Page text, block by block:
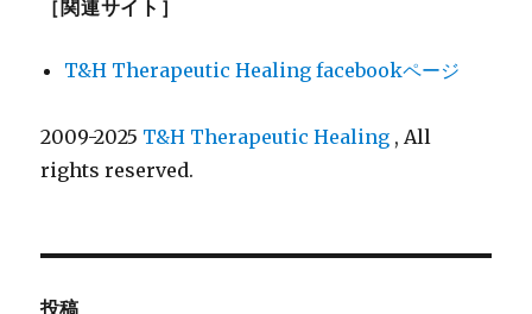
［関連サイト］
T&H Therapeutic Healing facebookページ
2009-2025 T&H Therapeutic Healing , All
rights reserved.
投稿